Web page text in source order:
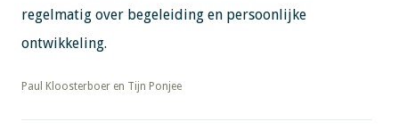
regelmatig over begeleiding en persoonlijke
ontwikkeling.
​​​​​​​Paul Kloosterboer en Tijn Ponjee